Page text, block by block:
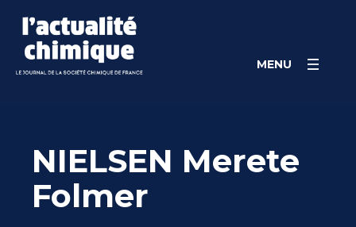
content
MENU
NIELSEN Merete
Folmer